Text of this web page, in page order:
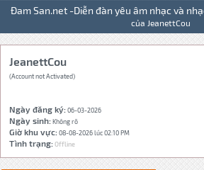
Đam San.net -Diễn đàn yêu âm nhạc và
của JeanettCou
JeanettCou
(Account not Activated)
Ngày đăng ký:06-03-2026
Ngày sinh: Không rõ
Giờ khu vực:08-08-2026 lúc 02:10 PM
Tình trạng:Offline